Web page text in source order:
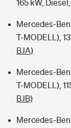
165 kW,
Mercedes-
T-MODELL),
BJA)
Mercedes-
T-MODELL),
BJB)
Mercedes-